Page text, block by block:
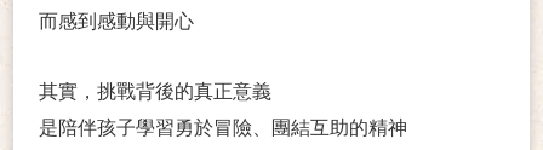
而感到感動與開心
其實，挑戰背後的真正意義
是陪伴孩子學習勇於冒險、團結互助的精神